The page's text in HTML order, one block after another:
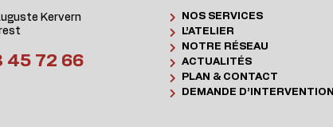
Kervern
45 72 66
NOS SERVICES
L’ATELIER
NOTRE RÉSEAU
ACTUALITÉS
PLAN & CONTACT
DEMANDE D’INTERVENTION